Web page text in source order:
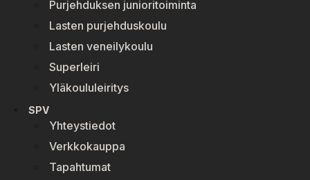
Purjehduksen junioritoiminta
Lasten purjehduskoulu
Lasten veneilykoulu
Superleiri
Yläkoululeiritys
SPV
Yhteystiedot
Verkkokauppa
Tapahtumat